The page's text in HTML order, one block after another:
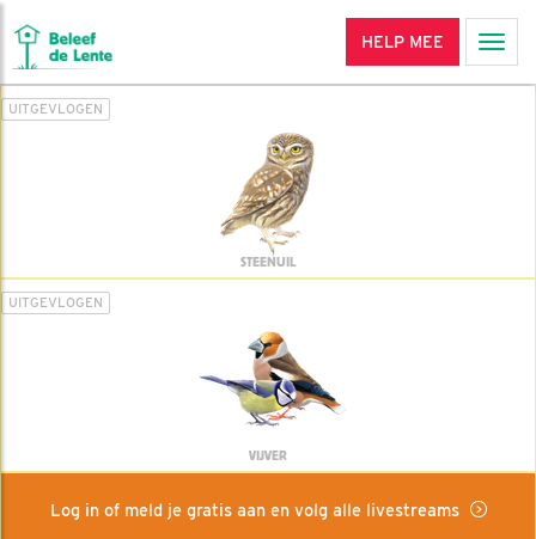
HELP MEE
UITGEVLOGEN
STEENUIL
UITGEVLOGEN
VIJVER
Log in of meld je gratis aan en volg alle livestreams